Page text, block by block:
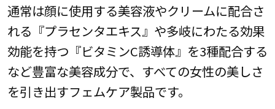
通常は顔に使用する美容液やクリームに配合さ
れる『プラセンタエキス』や多岐にわたる効果
効能を持つ『ビタミンC誘導体』を3種配合する
など豊富な美容成分で、すべての女性の美しさ
を引き出すフェムケア製品です。